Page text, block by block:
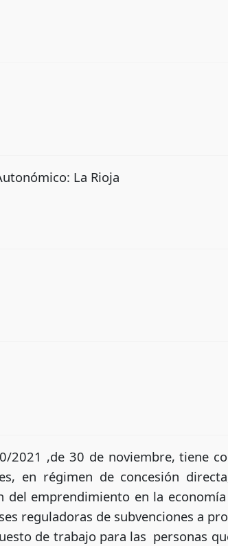
La Rioja
2021 ,de 30 de noviembre, tiene
en régimen de concesión
emprendimiento en la
reguladoras de subvenciones a
de trabajo para las personas